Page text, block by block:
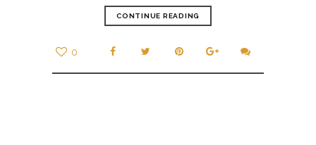
CONTINUE READING
0